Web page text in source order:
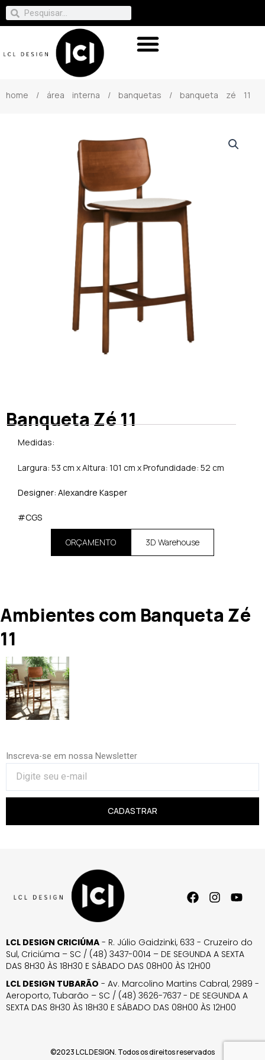
home / área interna / banquetas / banqueta zé 11
Banqueta Zé 11
Medidas:
Largura: 53 cm x Altura: 101 cm x Profundidade: 52 cm
Designer: Alexandre Kasper
#CGS
ORÇAMENTO 3D Warehouse
Ambientes com Banqueta Zé
11
Inscreva-se em nossa Newsletter
CADASTRAR
LCL DESIGN CRICIÚMA - R. Júlio Gaidzinki, 633 - Cruzeiro do
Sul, Criciúma – SC / (48) 3437-0014 – DE SEGUNDA A SEXTA
DAS 8H30 ÀS 18H30 E SÁBADO DAS 08H00 ÀS 12H00
LCL DESIGN TUBARÃO - Av. Marcolino Martins Cabral, 2989 -
Aeroporto, Tubarão – SC / (48) 3626-7637 - DE SEGUNDA A
SEXTA DAS 8H30 ÀS 18H30 E SÁBADO DAS 08H00 ÀS 12H00
©2023 LCL DESIGN. Todos os direitos reservados